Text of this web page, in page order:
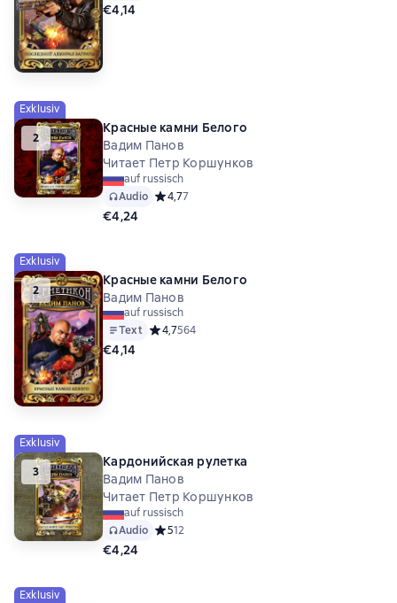
€4,14
Exklusiv
2
Красные камни Белого
Вадим Панов
Читает Петр Коршунков
auf russisch
Audio Средний рейтинг 4,7 на основе 7 оценок
4,77
€4,24
Exklusiv
2
Красные камни Белого
Вадим Панов
auf russisch
Text Средний рейтинг 4,7 на основе 564 оценок
4,7564
€4,14
Exklusiv
3
Кардонийская рулетка
Вадим Панов
Читает Петр Коршунков
auf russisch
Audio Средний рейтинг 5 на основе 12 оценок
512
€4,24
Exklusiv